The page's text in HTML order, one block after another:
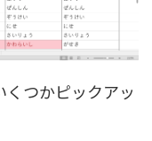
くつかピックアッ